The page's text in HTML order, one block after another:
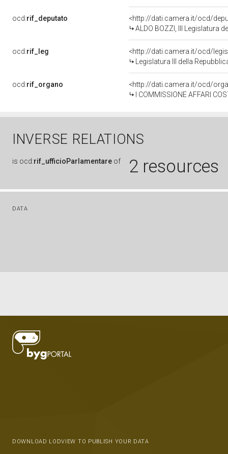
ocd:rif_deputato
<http://dati.camera.it/ocd/
ALDO BOZZI, III Legislatura
ocd:rif_leg
<http://dati.camera.it/ocd/
Legislatura III della
ocd:rif_organo
<http://dati.camera.it/ocd/
I COMMISSIONE AFFARI
INVERSE RELATIONS
is ocd:rif_ufficioParlamentare of 2 resources
DATA
DOWNLOAD LODVIEW TO PUBLISH YOUR DATA